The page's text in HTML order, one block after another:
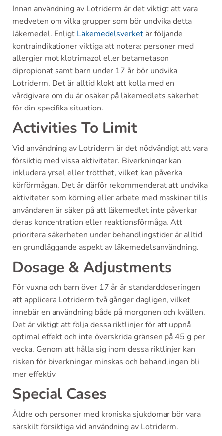
Innan användning av Lotriderm är det viktigt att vara
medveten om vilka grupper som bör undvika detta
läkemedel. Enligt Läkemedelsverket är följande
kontraindikationer viktiga att notera: personer med
allergier mot klotrimazol eller betametason
dipropionat samt barn under 17 år bör undvika
Lotriderm. Det är alltid klokt att kolla med en
vårdgivare om du är osäker på läkemedlets säkerhet
för din specifika situation.
Activities To Limit
Vid användning av Lotriderm är det nödvändigt att vara
försiktig med vissa aktiviteter. Biverkningar kan
inkludera yrsel eller trötthet, vilket kan påverka
körförmågan. Det är därför rekommenderat att undvika
aktiviteter som körning eller arbete med maskiner tills
användaren är säker på att läkemedlet inte påverkar
deras koncentration eller reaktionsförmåga. Att
prioritera säkerheten under behandlingstider är alltid
en grundläggande aspekt av läkemedelsanvändning.
Dosage & Adjustments
För vuxna och barn över 17 år är standarddoseringen
att applicera Lotriderm två gånger dagligen, vilket
innebär en användning både på morgonen och kvällen.
Det är viktigt att följa dessa riktlinjer för att uppnå
optimal effekt och inte överskrida gränsen på 45 g per
vecka. Genom att hålla sig inom dessa riktlinjer kan
risken för biverkningar minskas och behandlingen bli
mer effektiv.
Special Cases
Äldre och personer med kroniska sjukdomar bör vara
särskilt försiktiga vid användning av Lotriderm.